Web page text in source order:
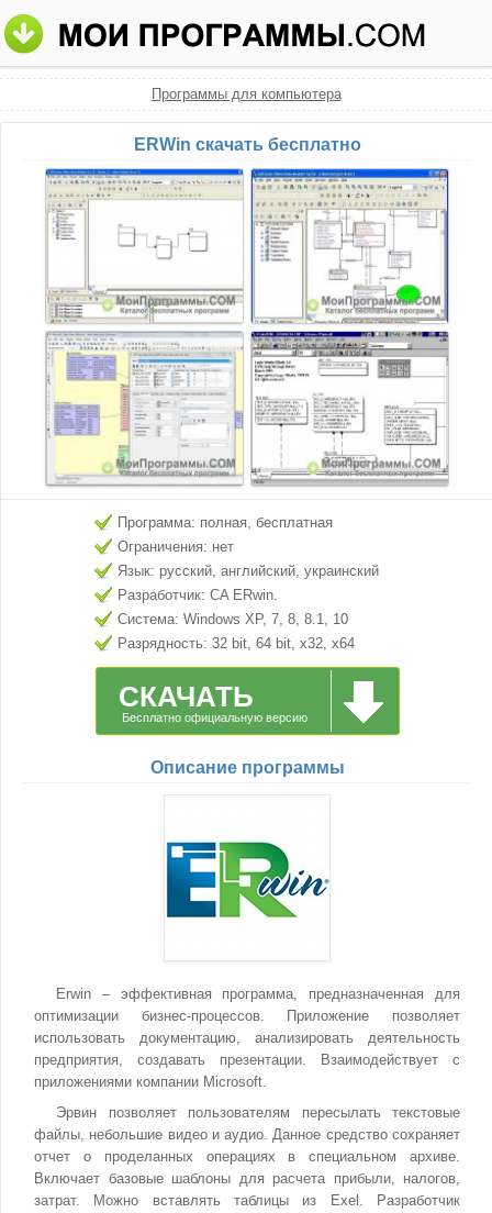
Программы для компьютера
ERWin скачать бесплатно
Программа: полная, бесплатная
Ограничения: нет
Язык: русский, английский, украинский
Разработчик: CA ERwin.
Система: Windows XP, 7, 8, 8.1, 10
Разрядность: 32 bit, 64 bit, x32, x64
СКАЧАТЬ
Бесплатно официальную версию
Описание программы
Erwin – эффективная программа, предназначенная для
оптимизации бизнес-процессов. Приложение позволяет
использовать документацию, анализировать деятельность
предприятия, создавать презентации. Взаимодействует с
приложениями компании Microsoft.
Эрвин позволяет пользователям пересылать текстовые
файлы, небольшие видео и аудио. Данное средство сохраняет
отчет о проделанных операциях в специальном архиве.
Включает базовые шаблоны для расчета прибыли, налогов,
затрат. Можно вставлять таблицы из Exel. Разработчик